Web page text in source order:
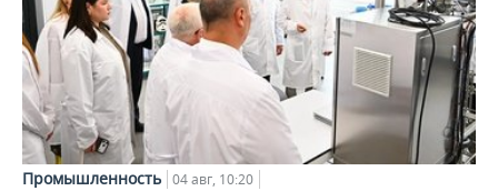
Промышленность 04 авг, 10:20